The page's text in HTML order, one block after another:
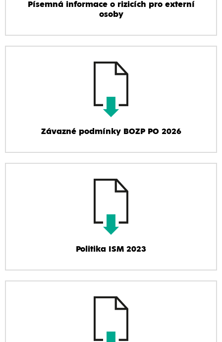
Písemná informace o rizicích pro externí
osoby
Závazné podmínky BOZP PO 2026
Politika ISM 2023